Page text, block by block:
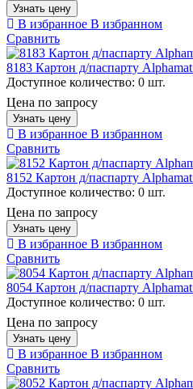
Узнать цену
В избранное В избранном
Сравнить
8183 Картон д/паспарту
Доступное количество: 0 шт.
Цена по запросу
Узнать цену
В избранное В избранном
Сравнить
8152 Картон д/паспарту
Доступное количество: 0 шт.
Цена по запросу
Узнать цену
В избранное В избранном
Сравнить
8054 Картон д/паспарту
Доступное количество: 0 шт.
Цена по запросу
Узнать цену
В избранное В избранном
Сравнить